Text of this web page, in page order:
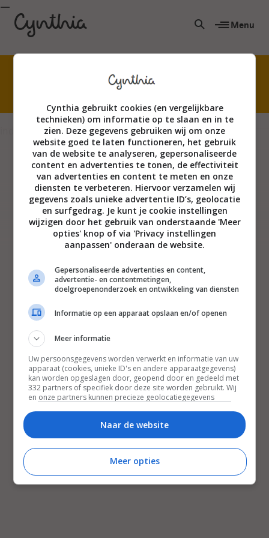
Menu
Niet creatief? Echt wel! Kom waterverven met
mijn superleuke online cursus.
Cynthia gebruikt cookies (en vergelijkbare
technieken) om informatie op te slaan en in te
zien. Deze gegevens gebruiken wij om onze
website goed te laten functioneren, het gebruik
van de website te analyseren, gepersonaliseerde
content en advertenties te tonen, de effectiviteit
van advertenties en content te meten en onze
diensten te verbeteren. Hiervoor verzamelen wij
gegevens zoals unieke advertentie ID’s, geolocatie
en surfgedrag. Je kunt je cookie instellingen
wijzigen door het gebruik van onderstaande 'Meer
opties' knop of via 'Privacy instellingen
aanpassen' onderaan de website.
Gepersonaliseerde advertenties en content,
advertentie- en contentmetingen,
doelgroepenonderzoek en ontwikkeling van diensten
Informatie op een apparaat opslaan en/of openen
Meer informatie
Uw persoonsgegevens worden verwerkt en informatie van uw
apparaat (cookies, unieke ID's en andere apparaatgegevens)
kan worden opgeslagen door, geopend door en gedeeld met
332 partners of specifiek door deze site worden gebruikt. Wij
en onze partners kunnen precieze geolocatiegegevens
Bepaalde leveranciers kunnen uw persoonsgegevens
beheren. Zoek onderaan deze pagina of in het sitemenu naar
een link om uw toestemming te beheren of in te trekken via de
privacy- en cookie-instellingen.
Naar de website
Meer opties